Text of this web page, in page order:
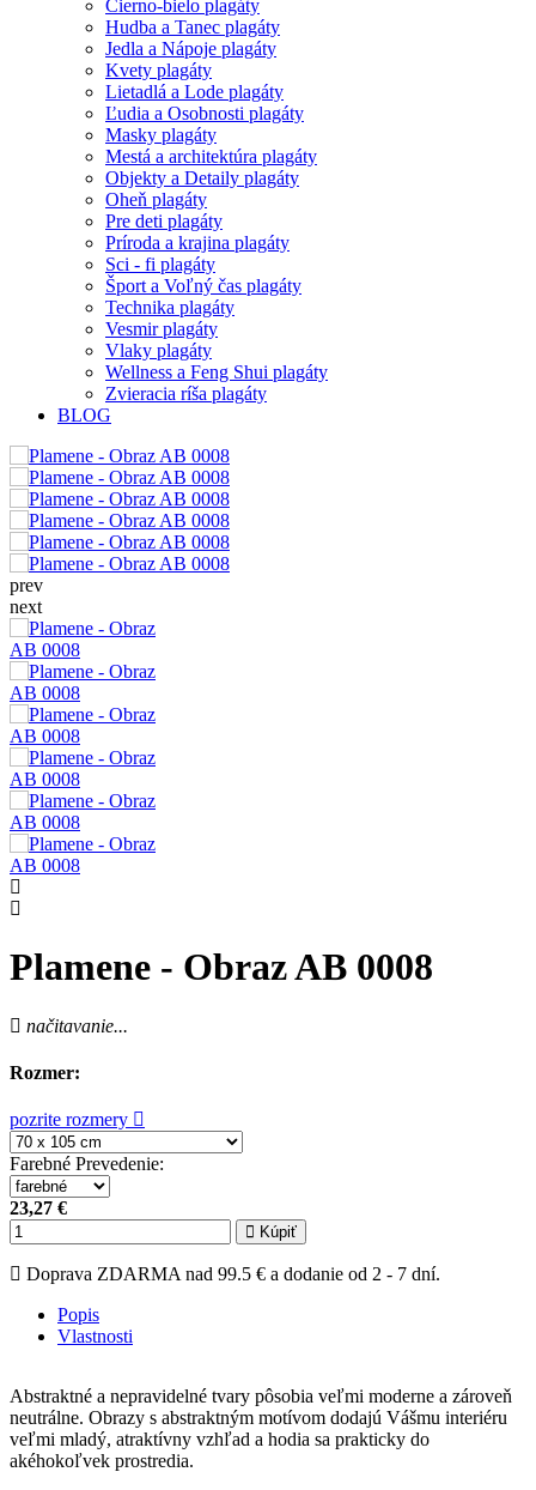
Čierno-bielo plagáty
Hudba a Tanec plagáty
Jedla a Nápoje plagáty
Kvety plagáty
Lietadlá a Lode plagáty
Ľudia a Osobnosti plagáty
Masky plagáty
Mestá a architektúra plagáty
Objekty a Detaily plagáty
Oheň plagáty
Pre deti plagáty
Príroda a krajina plagáty
Sci - fi plagáty
Šport a Voľný čas plagáty
Technika plagáty
Vesmir plagáty
Vlaky plagáty
Wellness a Feng Shui plagáty
Zvieracia ríša plagáty
BLOG
prev
next
Plamene - Obraz AB 0008
načitavanie...
Rozmer:
pozrite rozmery
Farebné Prevedenie:
23,27 €
Kúpiť
Doprava ZDARMA nad 99.5 € a dodanie od 2 - 7 dní.
Popis
Vlastnosti
Abstraktné a nepravidelné tvary pôsobia veľmi moderne a zároveň
neutrálne. Obrazy s abstraktným motívom dodajú Vášmu interiéru
veľmi mladý, atraktívny vzhľad a hodia sa prakticky do
akéhokoľvek prostredia.